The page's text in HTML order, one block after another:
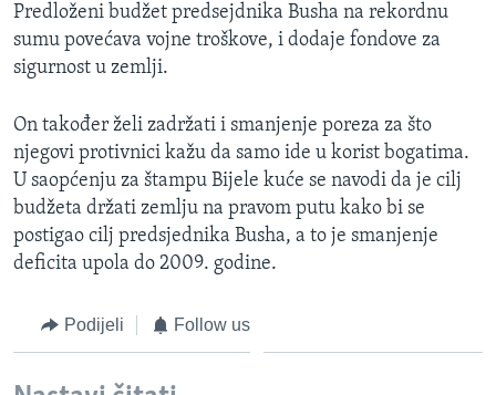
Learning English
PRATITE NAS
Jezici
Predloženi budžet predsejdnika Busha na rekordnu
sumu povećava vojne troškove, i dodaje fondove za
sigurnost u zemlji.
On također želi zadržati i smanjenje poreza za što
njegovi protivnici kažu da samo ide u korist bogatima.
U saopćenju za štampu Bijele kuće se navodi da je cilj
budžeta držati zemlju na pravom putu kako bi se
postigao cilj predsjednika Busha, a to je smanjenje
deficita upola do 2009. godine.
Podijeli Follow us